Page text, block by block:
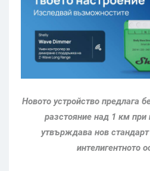
Новото устройство предлага
разстояние над 1 км
утвърждава нов
интелигентното